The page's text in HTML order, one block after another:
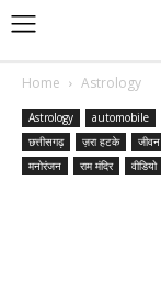
Home Astrology
Astrology automobile
छत्तीसगढ़
ज़रा हटके
मनोरंजन
राम मंदिर वीडियो